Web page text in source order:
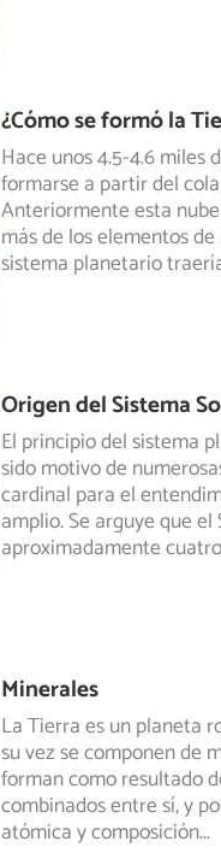
¿Cómo se formó la
Hace unos 4.5-4.6 miles
formarse a partir del
Anteriormente esta
más de los elementos
sistema planetario
Origen del Sistema
El principio del sistema
sido motivo de
cardinal para el
amplio. Se arguye que
aproximadamente cuatro
Minerales
La Tierra es un planeta
su vez se componen de
forman como resultado
combinados entre sí, y
atómica y composición...